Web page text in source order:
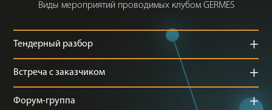
Виды мероприятий проводимых клубом GERMES
Тендерный разбор +
Встреча с заказчиком +
Форум-группа +